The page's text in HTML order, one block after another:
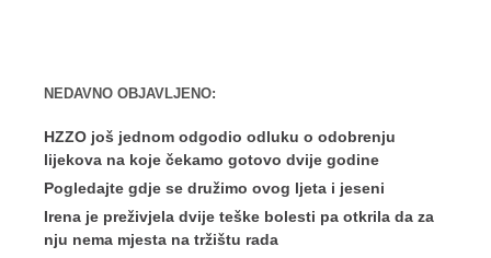
NEDAVNO OBJAVLJENO:
HZZO još jednom odgodio odluku o odobrenju
lijekova na koje čekamo gotovo dvije godine
Pogledajte gdje se družimo ovog ljeta i jeseni
Irena je preživjela dvije teške bolesti pa otkrila da za
nju nema mjesta na tržištu rada